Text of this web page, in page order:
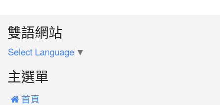
雙語網站
Select Language ▼
主選單
 首頁